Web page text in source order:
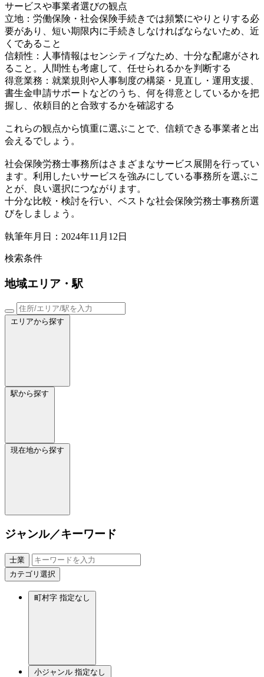
サービスや事業者選びの観点
立地：労働保険・社会保険手続きでは頻繁にやりとりする必
要があり、短い期限内に手続きしなければならないため、近
くであること
信頼性：人事情報はセンシティブなため、十分な配慮がされ
ること。人間性も考慮して、任せられるかを判断する
得意業務：就業規則や人事制度の構築・見直し・運用支援、
書生金申請サポートなどのうち、何を得意としているかを把
握し、依頼目的と合致するかを確認する
これらの観点から慎重に選ぶことで、信頼できる事業者と出
会えるでしょう。
社会保険労務士事務所はさまざまなサービス展開を行ってい
ます。利用したいサービスを強みにしている事務所を選ぶこ
とが、良い選択につながります。
十分な比較・検討を行い、ベストな社会保険労務士事務所選
びをしましょう。
執筆年月日：2024年11月12日
検索条件
地域エリア・駅
エリアから探す
駅から探す
現在地から探す
ジャンル／キーワード
士業
カテゴリ選択
町村字 指定なし
小ジャンル 指定なし